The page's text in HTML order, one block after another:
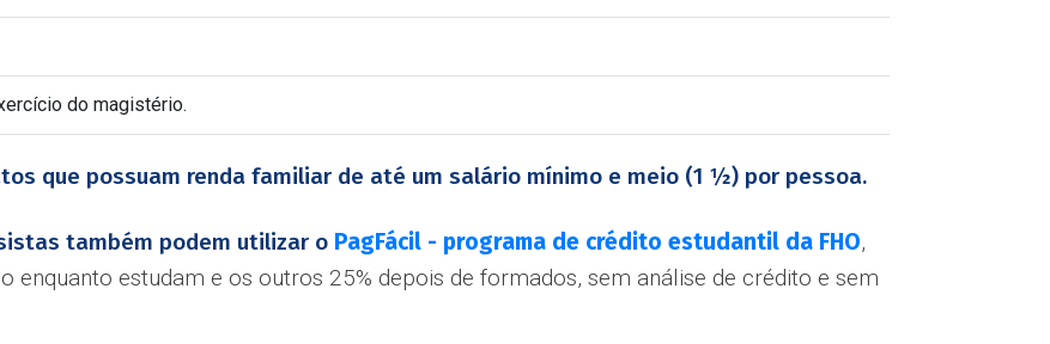
do magistério.
que possuam renda familiar de até um salário mínimo e meio (1 ½) por pessoa.
também podem utilizar o PagFácil - programa de crédito estudantil da FHO,
enquanto estudam e os outros 25% depois de formados, sem análise de crédito e sem